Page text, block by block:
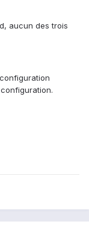
aucun des trois